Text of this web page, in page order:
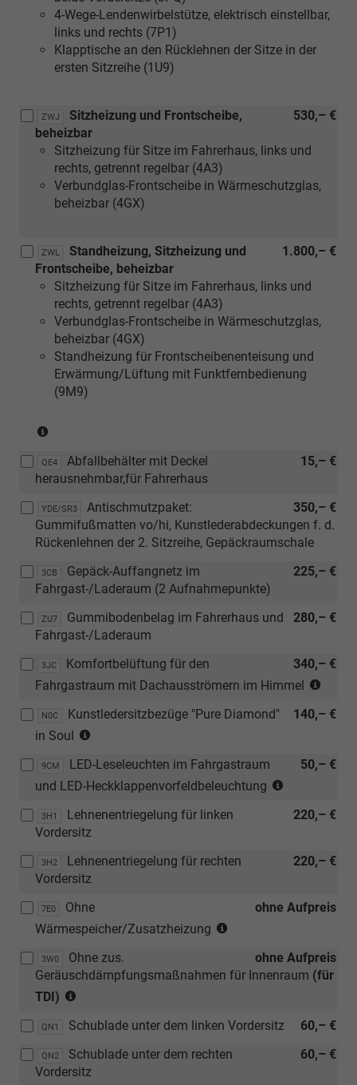
4-Wege-Lendenwirbelstütze, elektrisch einstellbar,
links und rechts (7P1)
Klapptische an den Rücklehnen der Sitze in der
ersten Sitzreihe (1U9)
ZWJ 530,– €
Sitzheizung und Frontscheibe,
beheizbar
Sitzheizung für Sitze im Fahrerhaus, links und
rechts, getrennt regelbar (4A3)
Verbundglas-Frontscheibe in Wärmeschutzglas,
beheizbar (4GX)
ZWL 1.800,– €
Standheizung, Sitzheizung und
Frontscheibe, beheizbar
Sitzheizung für Sitze im Fahrerhaus, links und
rechts, getrennt regelbar (4A3)
Verbundglas-Frontscheibe in Wärmeschutzglas,
beheizbar (4GX)
Standheizung für Frontscheibenenteisung und
Erwärmung/Lüftung mit Funktfernbedienung
(9M9)
Verbindung
mit
und
[7E0]
Ohne
Wärmespeicher/Zusatzheizung)
QE4 15,– €
Abfallbehälter mit Deckel
herausnehmbar,für Fahrerhaus
YDE/SR3 350,– €
Antischmutzpaket:
Gummifußmatten vo/hi, Kunstlederabdeckungen f. d.
Rückenlehnen der 2. Sitzreihe, Gepäckraumschale
3CB 225,– €
Gepäck-Auffangnetz im
Fahrgast-/Laderaum (2 Aufnahmepunkte)
ZU7 280,– €
Gummibodenbelag im Fahrerhaus und
Fahrgast-/Laderaum
3JC 340,– €
Komfortbelüftung für den
Fahrgastraum mit Dachausströmern im Himmel
[3CT]
2
hinter
2.
N0C 140,– €
Kunstledersitzbezüge "Pure Diamond"
in Soul
Verbindung
[3LD]
und
in
Kunststoff
[3LH]
Türverkleidung
Kunsstoff
mit
und
Mittelarmlehne
9CM 50,– €
LED-Leseleuchten im Fahrgastraum
und LED-Heckklappenvorfeldbeleuchtung
Verbindung
[3RE]
3H1 220,– €
Lehnenentriegelung für linken
Vordersitz
3H2 220,– €
Lehnenentriegelung für rechten
Vordersitz
7E0 ohne Aufpreis
Ohne
Wärmespeicher/Zusatzheizung
(nur
mit
[ZWL]
3W0 ohne Aufpreis
Ohne zus.
Geräuschdämpfungsmaßnahmen für Innenraum (für
TDI)
Verbindung
mit
TDI)
QN1 60,– €
Schublade unter dem linken Vordersitz
QN2 60,– €
Schublade unter dem rechten
Vordersitz